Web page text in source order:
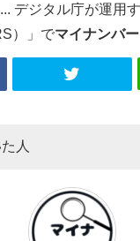
デジタル庁が運用
）」でマイナンバー
人